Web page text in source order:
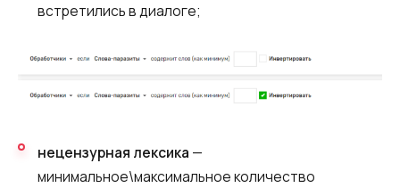
встретились в диалоге;
нецензурная лексика —
минимальное\максимальное количество